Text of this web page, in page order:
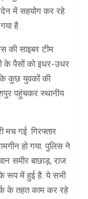
में सहयोग कर रहे
है.
की साइबर टीम
के पैसों को इधर-उधर
के कुछ युवकों की
पहुंचकर स्थानीय
गई. गिरफ्तार
हो गया. पुलिस ने
समीर बाछाड़, राज
के रूप में हुई है. ये सभी
के तहत काम कर रहे